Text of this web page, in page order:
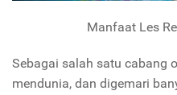
Manfaat Les
Sebagai salah satu cabang
mendunia, dan digemari